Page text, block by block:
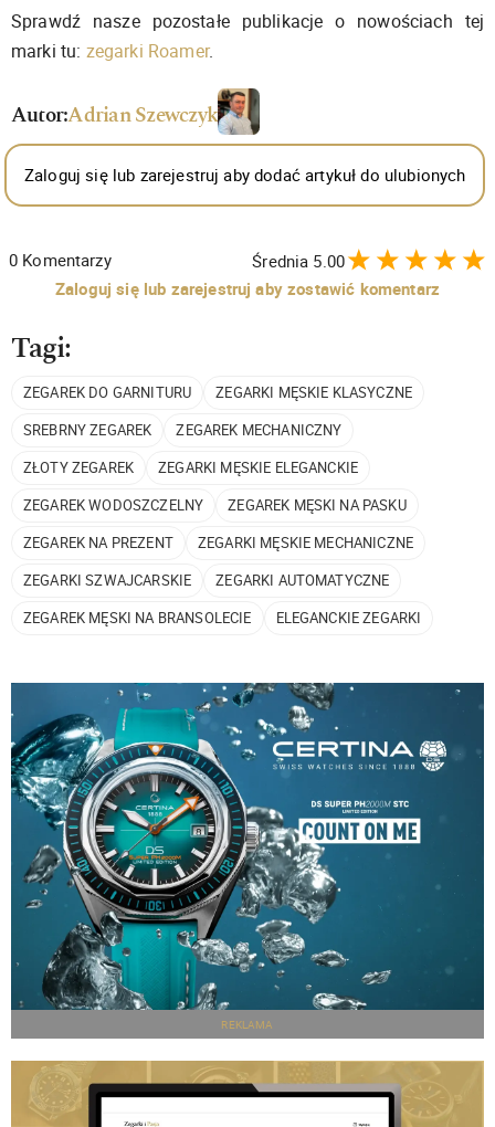
Sprawdź nasze pozostałe publikacje o nowościach tej
marki tu: zegarki Roamer.
Autor:Adrian Szewczyk
Zaloguj się lub zarejestruj aby dodać artykuł do ulubionych
0 Komentarzy Średnia 5.00
Zaloguj się lub zarejestruj aby zostawić komentarz
Tagi:
ZEGAREK DO GARNITURU
ZEGARKI MĘSKIE KLASYCZNE
SREBRNY ZEGAREK
ZEGAREK MECHANICZNY
ZŁOTY ZEGAREK
ZEGARKI MĘSKIE ELEGANCKIE
ZEGAREK WODOSZCZELNY
ZEGAREK MĘSKI NA PASKU
ZEGAREK NA PREZENT
ZEGARKI MĘSKIE MECHANICZNE
ZEGARKI SZWAJCARSKIE
ZEGARKI AUTOMATYCZNE
ZEGAREK MĘSKI NA BRANSOLECIE
ELEGANCKIE ZEGARKI
REKLAMA